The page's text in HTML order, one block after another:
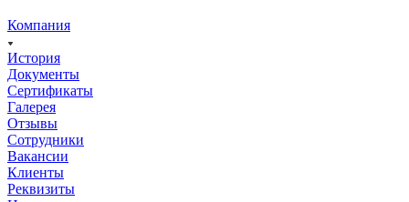
Компания
История
Документы
Сертификаты
Галерея
Отзывы
Сотрудники
Вакансии
Клиенты
Реквизиты